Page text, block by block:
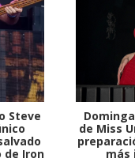
Steve
de Iron
de Miss
más